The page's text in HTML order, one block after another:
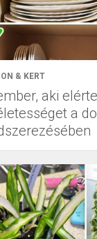
& KERT
aki
a